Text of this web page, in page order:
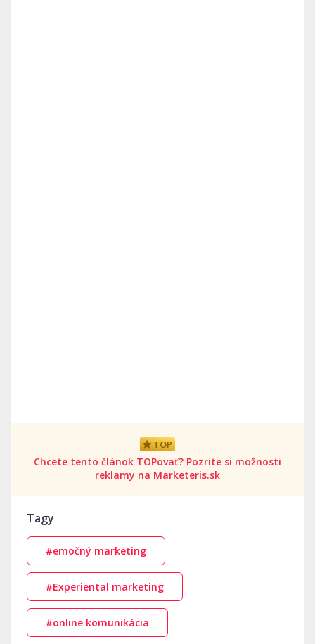
TOP
Chcete tento článok TOPovať? Pozrite si možnosti
reklamy na Marketeris.sk
Tagy
#emočný marketing
#Experiental marketing
#online komunikácia